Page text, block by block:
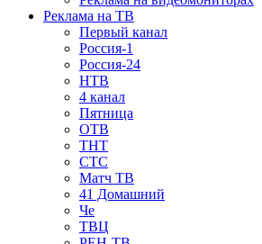
Реклама на ТВ
Первый канал
Россия-1
Россия-24
НТВ
4 канал
Пятница
ОТВ
ТНТ
СТС
Матч ТВ
41 Домашний
Че
ТВЦ